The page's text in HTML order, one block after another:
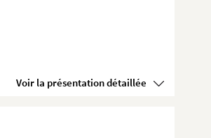
Voir la présentation détaillée